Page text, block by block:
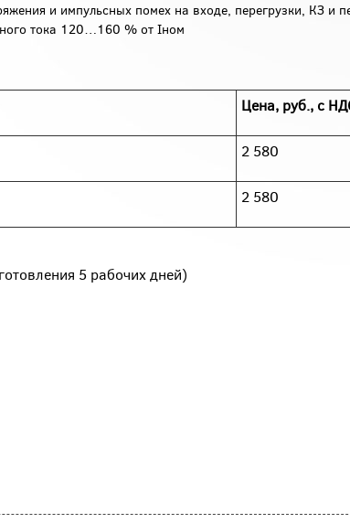
и импульсных помех на входе, перегрузки, КЗ и
тока 120…160 % от Iном
Цена, руб., с
2 580
2 580
5 рабочих дней)